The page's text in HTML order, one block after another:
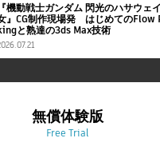
『機動戦士ガンダム 閃光のハサウェ
』CG制作現場発 はじめてのFlow
と熟達の3ds Max技術
無償体験版
Free Trial